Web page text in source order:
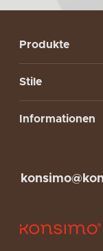
Produkte
Stile
Informationen